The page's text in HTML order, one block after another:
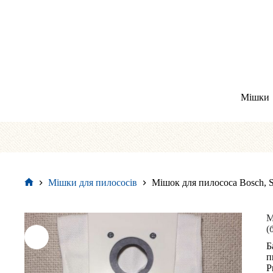
Мішки
Мішки для пилососів Мішок для пилососа Bosch,